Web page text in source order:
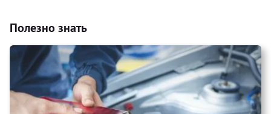
Полезно знать